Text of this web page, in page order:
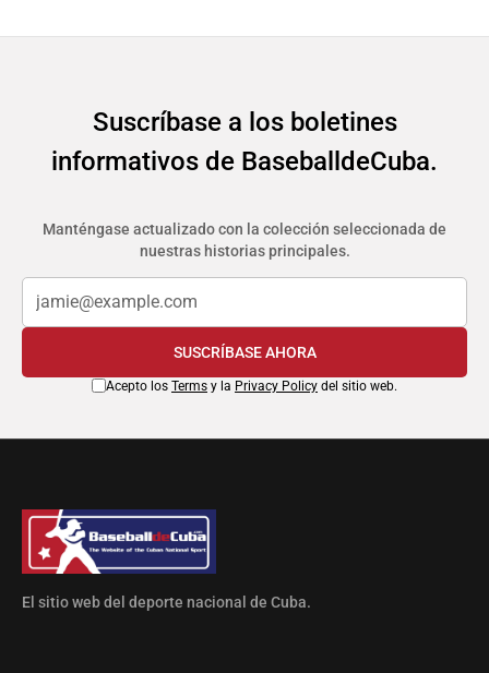
Suscríbase a los boletines
informativos de BaseballdeCuba.
Manténgase actualizado con la colección seleccionada de
nuestras historias principales.
SUSCRÍBASE AHORA
Acepto los Terms y la Privacy Policy del sitio web.
El sitio web del deporte nacional de Cuba.